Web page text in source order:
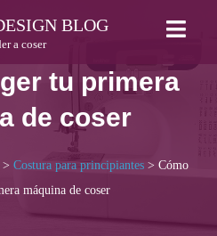
BLOG
a coser
tu primera
de coser
Costura para principiantes> Cómo
máquina de coser